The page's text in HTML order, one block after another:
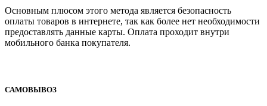
Основным плюсом этого метода является безопасность
оплаты товаров в интернете, так как более нет необходимости
предоставлять данные карты. Оплата проходит внутри
мобильного банка покупателя.
САМОВЫВОЗ